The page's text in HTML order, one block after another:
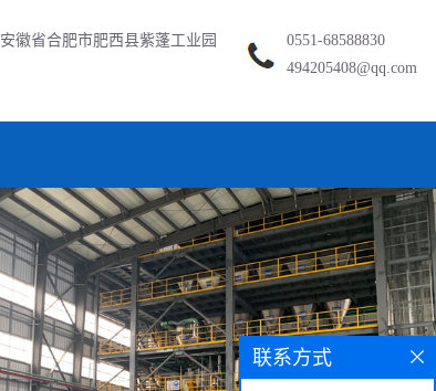
安徽省合肥市肥西县紫蓬工业园
0551-68588830
494205408@qq.com
联系方式